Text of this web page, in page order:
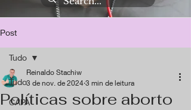
Post
Tudo
CAPA
Tudo
Políticas sobre aborto
Reinaldo Stachiw
3 de nov. de 2024 3 min de leitura